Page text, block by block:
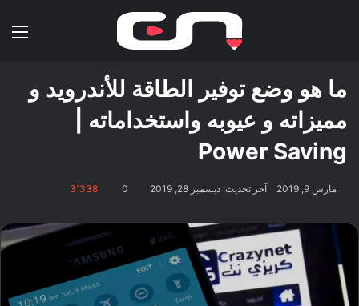
ما هو وضع توفير الطاقة للأندرويد و
مميزاته و عيوبه واستخداماته |
Power Saving
مارس 9, 2019 آخر تحديث: ديسمبر 28, 2019 0 3٬338